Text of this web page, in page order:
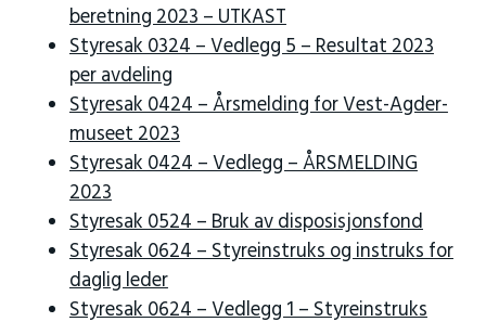
beretning 2023 – UTKAST
Styresak 0324 – Vedlegg 5 – Resultat 2023
per avdeling
Styresak 0424 – Årsmelding for Vest-Agder-
museet 2023
Styresak 0424 – Vedlegg – ÅRSMELDING
2023
Styresak 0524 – Bruk av disposisjonsfond
Styresak 0624 – Styreinstruks og instruks for
daglig leder
Styresak 0624 – Vedlegg 1 – Styreinstruks